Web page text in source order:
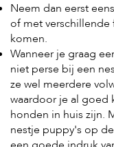
Neem dan eerst
of met verschillende
komen.
Wanneer je graag
niet perse bij een
ze wel meerdere
waardoor je al goed
honden in huis zijn.
nestje puppy's op